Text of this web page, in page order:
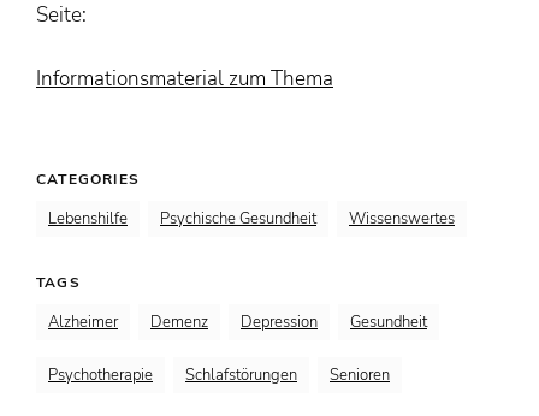
Seite:
Informationsmaterial zum Thema
CATEGORIES
Lebenshilfe Psychische Gesundheit Wissenswertes
TAGS
Alzheimer Demenz Depression Gesundheit
Psychotherapie Schlafstörungen Senioren